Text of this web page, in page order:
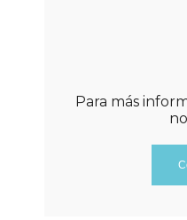
Para más